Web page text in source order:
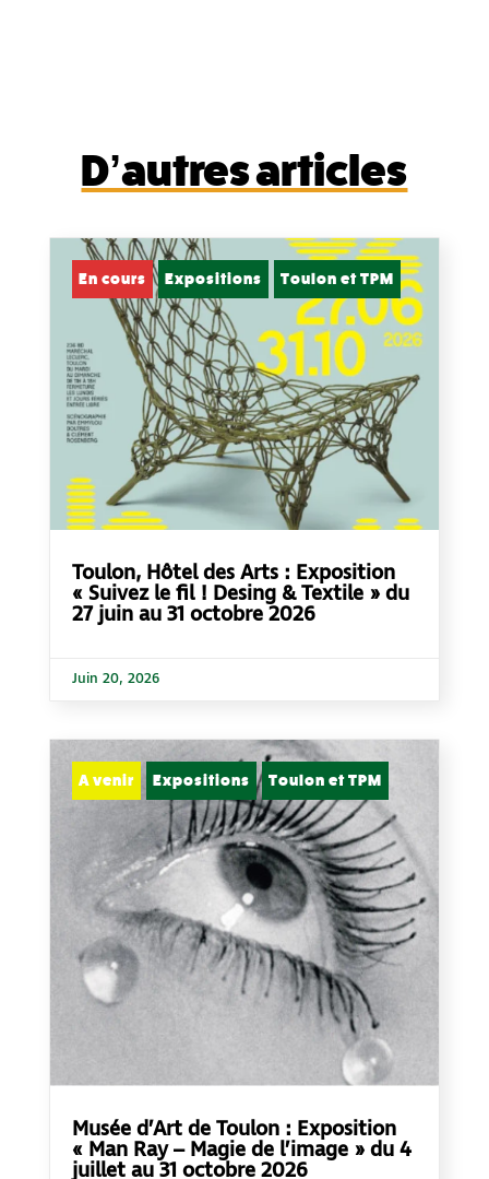
D’autres articles
En cours Expositions Toulon et TPM
Toulon, Hôtel des Arts : Exposition
« Suivez le fil ! Desing & Textile » du
27 juin au 31 octobre 2026
Juin 20, 2026
A venir Expositions Toulon et TPM
Musée d’Art de Toulon : Exposition
« Man Ray – Magie de l’image » du 4
juillet au 31 octobre 2026